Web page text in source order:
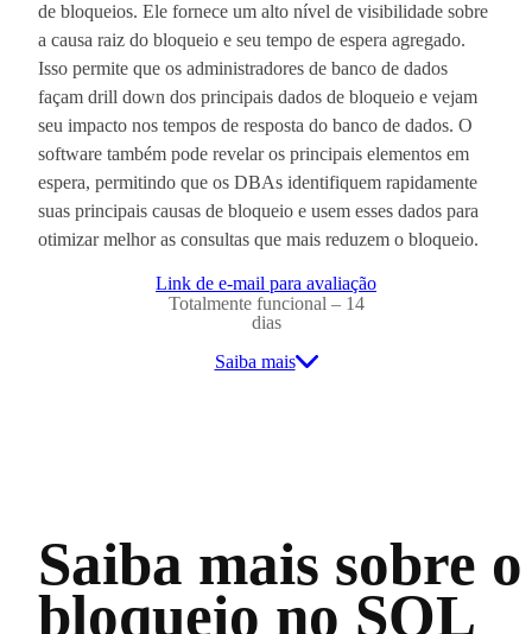
de bloqueios. Ele fornece um alto nível de visibilidade sobre
a causa raiz do bloqueio e seu tempo de espera agregado.
Isso permite que os administradores de banco de dados
façam drill down dos principais dados de bloqueio e vejam
seu impacto nos tempos de resposta do banco de dados. O
software também pode revelar os principais elementos em
espera, permitindo que os DBAs identifiquem rapidamente
suas principais causas de bloqueio e usem esses dados para
otimizar melhor as consultas que mais reduzem o bloqueio.
Link de e-mail para avaliação
Totalmente funcional – 14
dias
Saiba mais
Saiba mais sobre o
bloqueio no SQL